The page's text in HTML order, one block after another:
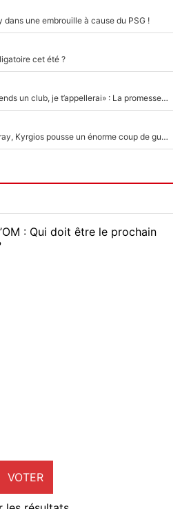
dans une embrouille à cause du PSG !
cet été ?
Mercato - OM - «Dès que je prends un club, je t’appellerai» : La promesse de Marcelino au moment de claquer la porte
Victime de racisme contre Murray, Kyrgios pousse un énorme coup de gueule !
: Qui doit être le prochain
VOTER